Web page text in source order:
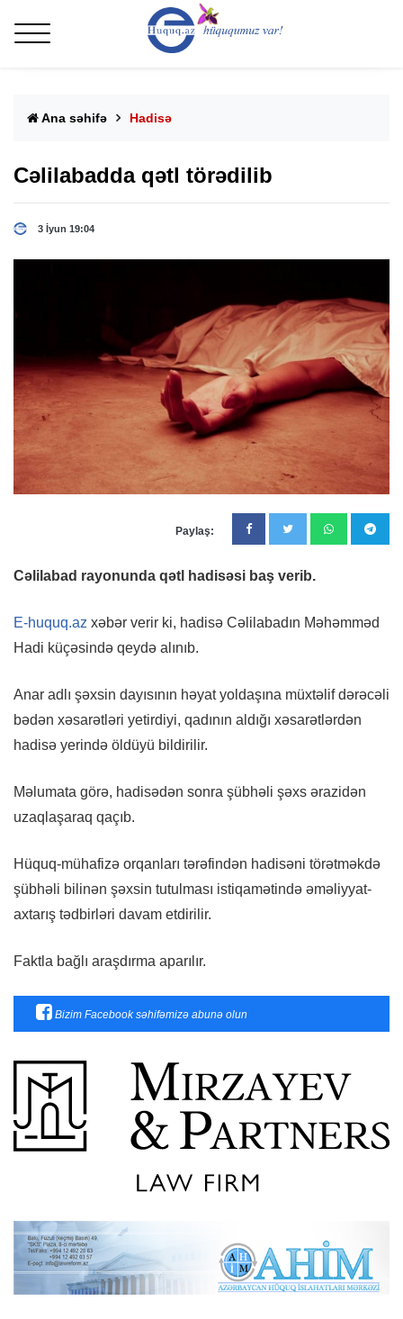
Ana səhifə Hadisə
Cəlilabadda qətl törədilib
3 İyun 19:04
Paylaş:
Cəlilabad rayonunda qətl hadisəsi baş verib.
E-huquq.az xəbər verir ki, hadisə Cəlilabadın Məhəmməd
Hadi küçəsində qeydə alınıb.
Anar adlı şəxsin dayısının həyat yoldaşına müxtəlif dərəcəli
bədən xəsarətləri yetirdiyi, qadının aldığı xəsarətlərdən
hadisə yerində öldüyü bildirilir.
Məlumata görə, hadisədən sonra şübhəli şəxs ərazidən
uzaqlaşaraq qaçıb.
Hüquq-mühafizə orqanları tərəfindən hadisəni törətməkdə
şübhəli bilinən şəxsin tutulması istiqamətində əməliyyat-
axtarış tədbirləri davam etdirilir.
Faktla bağlı araşdırma aparılır.
Bizim Facebook səhifəmizə abunə olun